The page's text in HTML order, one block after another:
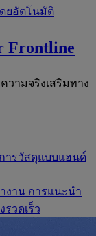
ยอัตโนมัติ
Frontline
วามจริงเสริมทาง
ารวัสดุแบบแฮนด์
งาน การแนะนำ
วดเร็ว